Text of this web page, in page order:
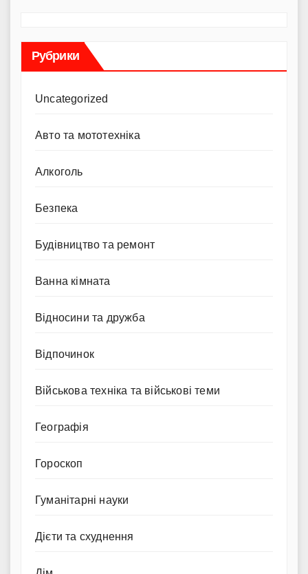
Рубрики
Uncategorized
Авто та мототехніка
Алкоголь
Безпека
Будівництво та ремонт
Ванна кімната
Відносини та дружба
Відпочинок
Військова техніка та військові теми
Географія
Гороскоп
Гуманітарні науки
Дієти та схуднення